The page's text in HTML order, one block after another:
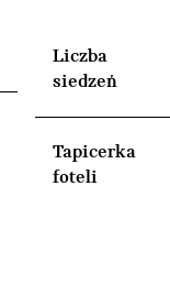
Liczba
siedzeń
Tapicerka
foteli